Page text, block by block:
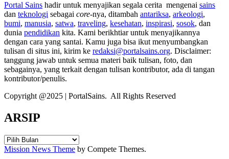
Portal Sains hadir untuk menyajikan segala cerita mengenai sains
dan teknologi sebagai core-nya, ditambah antariksa, arkeologi,
bumi, manusia, satwa, traveling, kesehatan, inspirasi, sosok, dan
dunia pendidikan kita. Kami berikhtiar untuk menyajikannya
dengan cara yang santai. Kamu juga bisa ikut menyumbangkan
tulisan di situs ini, kirim ke redaksi@portalsains.org. Disclaimer:
tanggung jawab untuk semua materi baik tulisan, foto, dan
sebagainya, yang terkait dengan tulisan kontributor, ada di tangan
kontributor/penulis.
Copyright @2025 | PortalSains. All Rights Reserved
ARSIP
ARSIP
Mission News Theme by Compete Themes.